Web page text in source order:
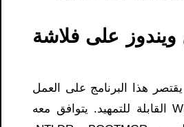
على فلاشة
هذا البرنامج على العمل
مع أقراص Windows القابلة للتمهيد. يتوافق معه